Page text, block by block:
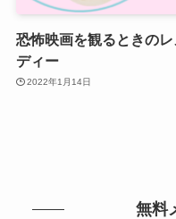
恐怖映画を観るときのレ
ディー
2022年1月14日
無料